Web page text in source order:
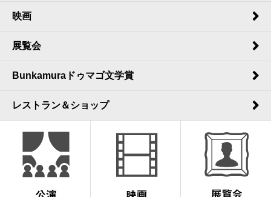
映画
展覧会
Bunkamuraドゥマゴ文学賞
レストラン＆ショップ